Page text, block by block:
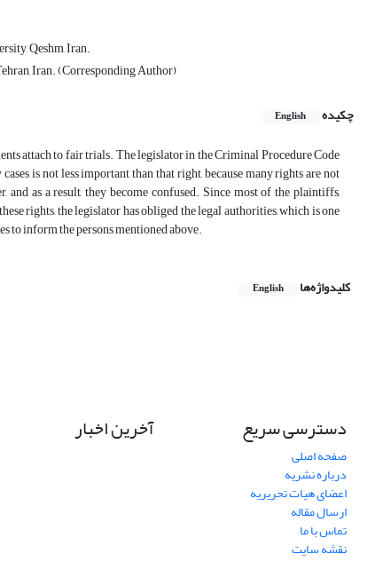
Qeshm, Iran.
Iran. (Corresponding Author)
چکیده
English
attach to fair trials. The legislator in the Criminal Procedure Code
is not less important than that right, because many rights are not
as a result, they become confused. Since most of the plaintiffs,
rights, the legislator has obliged the legal authorities, which is one
to inform the persons mentioned above.
کلیدواژه‌ها English
دسترسی سریع
صفحه اصلی
درباره نشریه
اعضای هیات تحریریه
ارسال مقاله
تماس با ما
نقشه سایت
آخرین اخبار